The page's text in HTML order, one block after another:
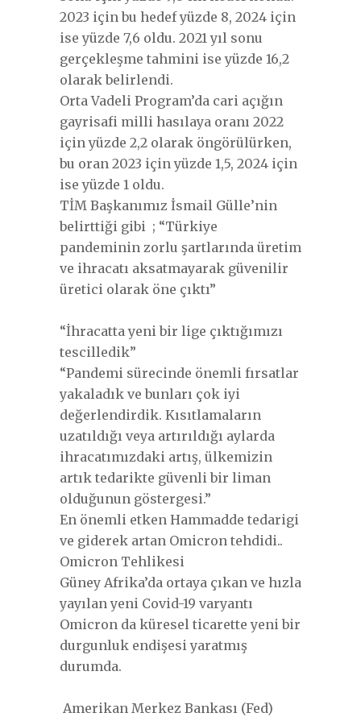
2023 için bu hedef yüzde 8, 2024 için
ise yüzde 7,6 oldu. 2021 yıl sonu
gerçekleşme tahmini ise yüzde 16,2
olarak belirlendi.
Orta Vadeli Program’da cari açığın
gayrisafi milli hasılaya oranı 2022
için yüzde 2,2 olarak öngörülürken,
bu oran 2023 için yüzde 1,5, 2024 için
ise yüzde 1 oldu.
TİM Başkanımız İsmail Gülle’nin
belirttiği gibi ; “Türkiye
pandeminin zorlu şartlarında üretim
ve ihracatı aksatmayarak güvenilir
üretici olarak öne çıktı”
“İhracatta yeni bir lige çıktığımızı
tescilledik”
“Pandemi sürecinde önemli fırsatlar
yakaladık ve bunları çok iyi
değerlendirdik. Kısıtlamaların
uzatıldığı veya artırıldığı aylarda
ihracatımızdaki artış, ülkemizin
artık tedarikte güvenli bir liman
olduğunun göstergesi.”
En önemli etken Hammadde tedarigi
ve giderek artan Omicron tehdidi..
Omicron Tehlikesi
Güney Afrika’da ortaya çıkan ve hızla
yayılan yeni Covid-19 varyantı
Omicron da küresel ticarette yeni bir
durgunluk endişesi yaratmış
durumda.
Amerikan Merkez Bankası (Fed)